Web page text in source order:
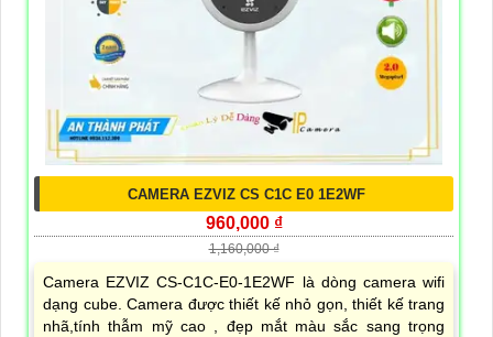
CAMERA EZVIZ CS C1C E0 1E2WF
960,000 ₫
1,160,000 ₫
Camera EZVIZ CS-C1C-E0-1E2WF là dòng camera wifi
dạng cube. Camera được thiết kế nhỏ gọn, thiết kế trang
nhã,tính thẫm mỹ cao , đẹp mắt màu sắc sang trọng